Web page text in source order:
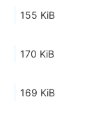
155 KiB
170 KiB
169 KiB